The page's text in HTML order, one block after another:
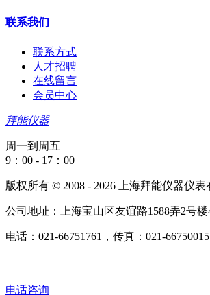
联系我们
联系方式
人才招聘
在线留言
会员中心
拜能仪器
周一到周五
9：00 - 17：00
版权所有 © 2008 - 2026 上海拜能仪器仪表
公司地址：上海宝山区友谊路1588弄2号楼
电话：021-66751761，传真：021-
电话咨询